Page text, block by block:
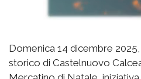
Domenica 14 dicembre
storico di Castelnuovo